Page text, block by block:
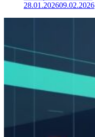
28.01.202609.02.2026